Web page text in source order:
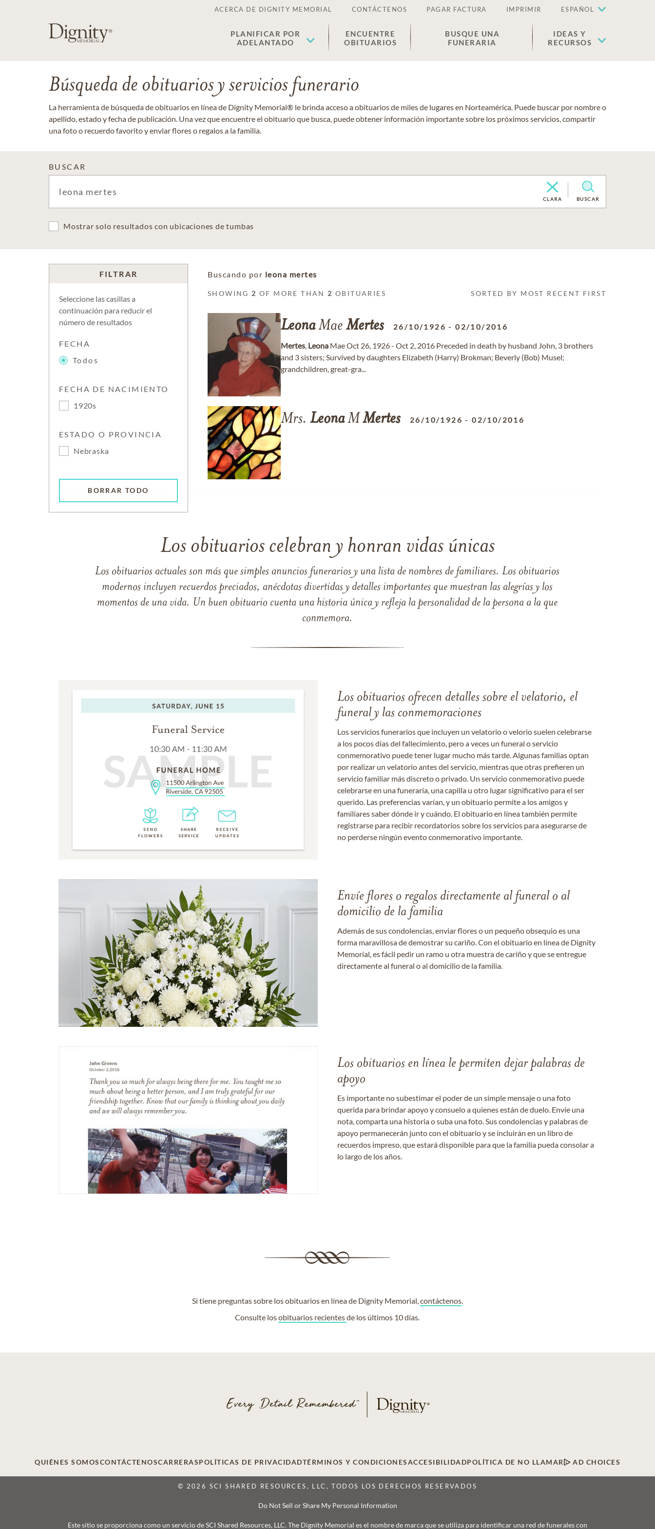
ACERCA DE DIGNITY MEMORIAL CONTÁCTENOS PAGAR FACTURA IMPRIMIR ESPAÑOL
PLANIFICAR POR
ADELANTADO
ENCUENTRE
OBITUARIOS
BUSQUE UNA
FUNERARIA
IDEAS Y
RECURSOS
Búsqueda de obituarios y servicios funerario
La herramienta de búsqueda de obituarios en línea de Dignity Memorial® le brinda acceso a obituarios de miles de lugares en Norteamérica. Puede buscar por nombre o
apellido, estado y fecha de publicación. Una vez que encuentre el obituario que busca, puede obtener información importante sobre los próximos servicios, compartir
una foto o recuerdo favorito y enviar flores o regalos a la familia.
BUSCAR
CLARA BUSCAR
Mostrar solo resultados con ubicaciones de tumbas
FILTRAR
Seleccione las casillas a
continuación para reducir el
número de resultados
FECHA
Todos
FECHA DE NACIMIENTO
1920s
ESTADO O PROVINCIA
Nebraska
BORRAR TODO
Buscando por leona mertes
SHOWING 2 OF MORE THAN 2 OBITUARIES SORTED BY MOST RECENT FIRST
LeonaMae Mertes 26/10/1926 -02/10/2016
Mertes, Leona Mae Oct 26, 1926 - Oct 2, 2016 Preceded in death by husband John, 3 brothers
and 3 sisters; Survived by daughters Elizabeth (Harry) Brokman; Beverly (Bob) Musel;
grandchildren, great-gra...
Mrs. LeonaM Mertes 26/10/1926 -02/10/2016
Los obituarios celebran y honran vidas únicas
Los obituarios actuales son más que simples anuncios funerarios y una lista de nombres de familiares. Los obituarios
modernos incluyen recuerdos preciados, anécdotas divertidas y detalles importantes que muestran las alegrías y los
momentos de una vida. Un buen obituario cuenta una historia única y refleja la personalidad de la persona a la que
conmemora.
Los obituarios ofrecen detalles sobre el velatorio, el
funeral y las conmemoraciones
Los servicios funerarios que incluyen un velatorio o velorio suelen celebrarse
a los pocos días del fallecimiento, pero a veces un funeral o servicio
conmemorativo puede tener lugar mucho más tarde. Algunas familias optan
por realizar un velatorio antes del servicio, mientras que otras prefieren un
servicio familiar más discreto o privado. Un servicio conmemorativo puede
celebrarse en una funeraria, una capilla u otro lugar significativo para el ser
querido. Las preferencias varían, y un obituario permite a los amigos y
familiares saber dónde ir y cuándo. El obituario en línea también permite
registrarse para recibir recordatorios sobre los servicios para asegurarse de
no perderse ningún evento conmemorativo importante.
Envíe flores o regalos directamente al funeral o al
domicilio de la familia
Además de sus condolencias, enviar flores o un pequeño obsequio es una
forma maravillosa de demostrar su cariño. Con el obituario en línea de Dignity
Memorial, es fácil pedir un ramo u otra muestra de cariño y que se entregue
directamente al funeral o al domicilio de la familia.
Los obituarios en línea le permiten dejar palabras de
apoyo
Es importante no subestimar el poder de un simple mensaje o una foto
querida para brindar apoyo y consuelo a quienes están de duelo. Envíe una
nota, comparta una historia o suba una foto. Sus condolencias y palabras de
apoyo permanecerán junto con el obituario y se incluirán en un libro de
recuerdos impreso, que estará disponible para que la familia pueda consolar a
lo largo de los años.
Si tiene preguntas sobre los obituarios en línea de Dignity Memorial, contáctenos.
Consulte losobituarios recientesde los últimos 10 días.
QUIÉNES SOMOSCONTÁCTENOSCARRERASPOLÍTICAS DE PRIVACIDADTÉRMINOS Y CONDICIONESACCESIBILIDADPOLÍTICA DE NO LLAMAR AD CHOICES
© 2026 SCI SHARED RESOURCES, LLC, TODOS LOS DERECHOS RESERVADOS
Do Not Sell or Share My Personal Information
Este sitio se proporciona como un servicio de SCI Shared Resources, LLC. The Dignity Memorial es el nombre de marca que se utiliza para identificar una red de funerales con